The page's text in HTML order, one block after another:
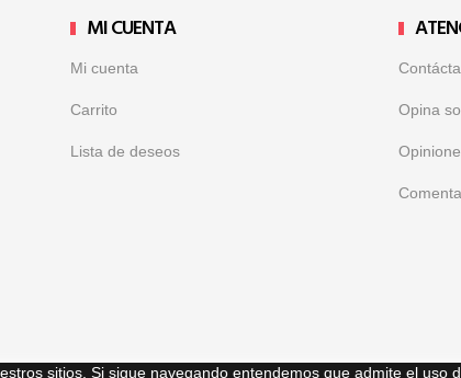
MI CUENTA
Mi cuenta
Carrito
Lista de deseos
Opina
sitios. Si sigue navegando entendemos que admite el uso